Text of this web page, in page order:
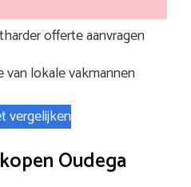
offerte aanvragen
van lokale vakmannen
vergelijken
Oudega